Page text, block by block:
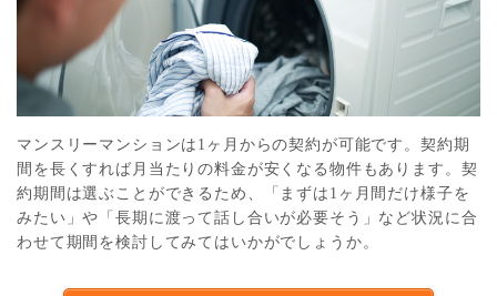
マンスリーマンションは1ヶ月からの契約が可能です。契約期
間を長くすれば月当たりの料金が安くなる物件もあります。契
約期間は選ぶことができるため、「まずは1ヶ月間だけ様子を
みたい」や「長期に渡って話し合いが必要そう」など状況に合
わせて期間を検討してみてはいかがでしょうか。